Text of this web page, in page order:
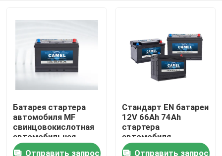
Продукты
Батарея стартера
автомобиля MF
свинцовокислотная
автомобильная
начиная силу BCI 12V
Отправить запрос
Стандарт EN батареи
12V 66Ah 74Ah
стартера
автомобиля
верблюда
Отправить запрос